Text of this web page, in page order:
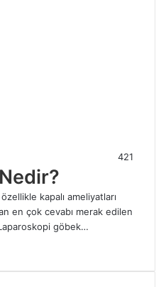
421
kapalı ameliyatları
en çok cevabı merak edilen
göbek…